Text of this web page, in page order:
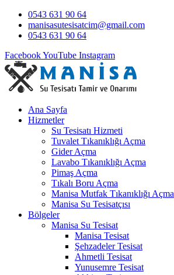
0543 631 90 64
manisasutesisatcim@gmail.com
0543 631 90 64
FacebookYouTube Instagram
Ana Sayfa
Hizmetler
Su Tesisatı Hizmeti
Tuvalet Tıkanıklığı Açma
Gider Açma
Lavabo Tıkanıklığı Açma
Pimaş Açma
Tıkalı Boru Açma
Manisa Mutfak Tıkanıklığı Açma
Manisa Su Tesisatçısı
Bölgeler
Manisa Su Tesisat
Manisa Tesisat
Şehzadeler Tesisat
Ahmetli Tesisat
Yunusemre Tesisat